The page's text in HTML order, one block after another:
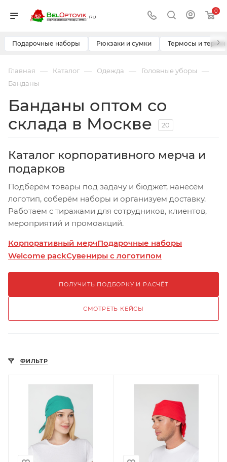
0
Подарочные наборы Рюкзаки и сумки Термосы и ›
Главная — Каталог — Одежда — Головные уборы —
Банданы
Банданы оптом со
склада в Москве
20
Каталог корпоративного мерча и
подарков
Подберём товары под задачу и бюджет, нанесём
логотип, соберём наборы и организуем доставку.
Работаем с тиражами для сотрудников, клиентов,
мероприятий и промоакций.
Корпоративный мерчПодарочные наборы
Welcome packСувениры с логотипом
ПОЛУЧИТЬ ПОДБОРКУ И РАСЧЁТ
СМОТРЕТЬ КЕЙСЫ
ФИЛЬТР